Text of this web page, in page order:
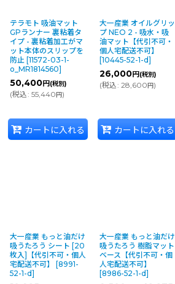
テラモト 吸油マット
GPランナー 裏粘着タ
イプ - 裏粘着加工がマ
ット本体のスリップを
防止 [11572-03-1-
o_MR1814560]
50,400円 (税別)
(税込: 55,440円)
カートに入れる
大一産業 オイルグリッ
プ NEO 2 - 吸水・吸
油マット【代引不可・
個人宅配送不可】
[10445-52-1-d]
26,000円 (税別)
(税込: 28,600円)
カートに入れる
大一産業 もっと油だけ
吸うたろう シート [20
枚入]【代引不可・個人
宅配送不可】
[8991-
52-1-d]
大一産業 もっと油だけ
吸うたろう 樹脂マット
ベース【代引不可・個
人宅配送不可】
[8986-52-1-d]